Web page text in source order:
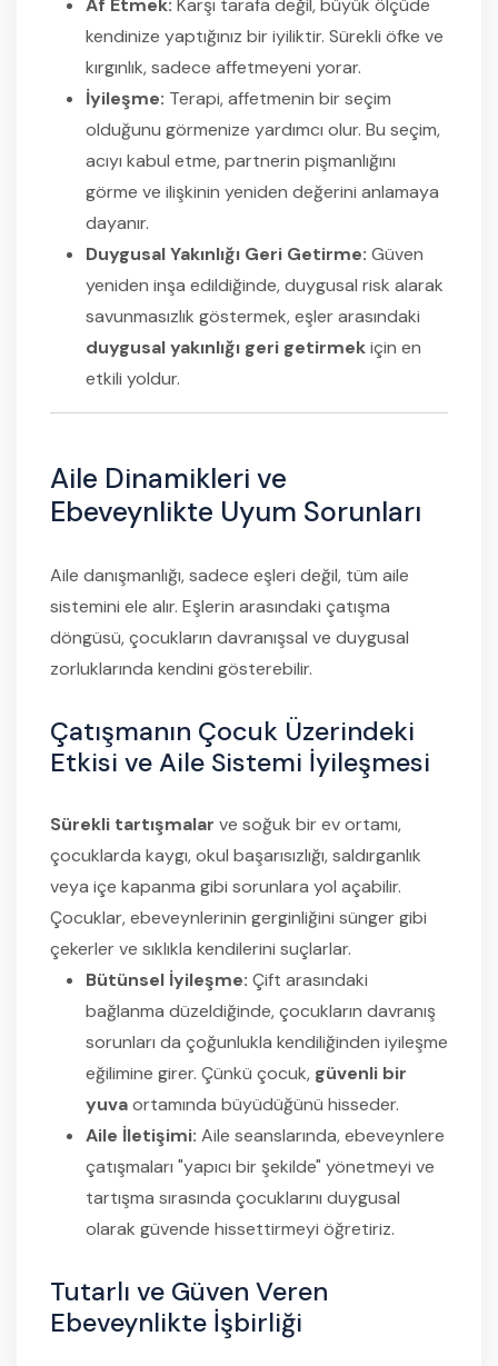
Af Etmek: Karşı tarafa değil, büyük ölçüde
kendinize yaptığınız bir iyiliktir. Sürekli öfke ve
kırgınlık, sadece affetmeyeni yorar.
İyileşme: Terapi, affetmenin bir seçim
olduğunu görmenize yardımcı olur. Bu seçim,
acıyı kabul etme, partnerin pişmanlığını
görme ve ilişkinin yeniden değerini anlamaya
dayanır.
Duygusal Yakınlığı Geri Getirme: Güven
yeniden inşa edildiğinde, duygusal risk alarak
savunmasızlık göstermek, eşler arasındaki
duygusal yakınlığı geri getirmekiçin en
etkili yoldur.
Aile Dinamikleri ve
Ebeveynlikte Uyum Sorunları
Aile danışmanlığı, sadece eşleri değil, tüm aile
sistemini ele alır. Eşlerin arasındaki çatışma
döngüsü, çocukların davranışsal ve duygusal
zorluklarında kendini gösterebilir.
Çatışmanın Çocuk Üzerindeki
Etkisi ve Aile Sistemi İyileşmesi
Sürekli tartışmalar ve soğuk bir ev ortamı,
çocuklarda kaygı, okul başarısızlığı, saldırganlık
veya içe kapanma gibi sorunlara yol açabilir.
Çocuklar, ebeveynlerinin gerginliğini sünger gibi
çekerler ve sıklıkla kendilerini suçlarlar.
Bütünsel İyileşme: Çift arasındaki
bağlanma düzeldiğinde, çocukların davranış
sorunları da çoğunlukla kendiliğinden iyileşme
eğilimine girer. Çünkü çocuk, güvenli bir
yuvaortamında büyüdüğünü hisseder.
Aile İletişimi: Aile seanslarında, ebeveynlere
çatışmaları "yapıcı bir şekilde" yönetmeyi ve
tartışma sırasında çocuklarını duygusal
olarak güvende hissettirmeyi öğretiriz.
Tutarlı ve Güven Veren
Ebeveynlikte İşbirliği